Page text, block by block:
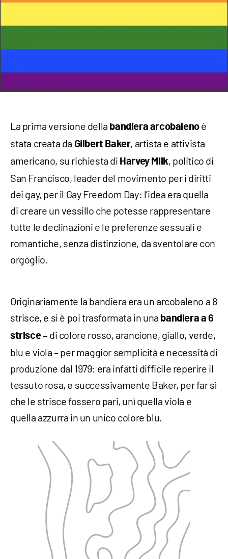
La prima versione della bandiera arcobalenoè
stata creata da Gilbert Baker, artista e attivista
americano, su richiesta di Harvey Milk, politico di
San Francisco, leader del movimento per i diritti
dei gay, per il Gay Freedom Day: l’idea era quella
di creare un vessillo che potesse rappresentare
tutte le declinazioni e le preferenze sessuali e
romantiche, senza distinzione, da sventolare con
orgoglio.
Originariamente la bandiera era un arcobaleno a 8
strisce, e si è poi trasformata in una bandiera a 6
strisce – di colore rosso, arancione, giallo, verde,
blu e viola – per maggior semplicità e necessità di
produzione dal 1979: era infatti difficile reperire il
tessuto rosa, e successivamente Baker, per far sì
che le strisce fossero pari, unì quella viola e
quella azzurra in un unico colore blu.